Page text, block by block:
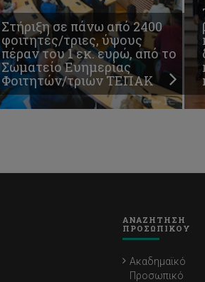
Στήριξη σε πάνω από 2400
φοιτητές/τριες, ύψους
πέραν του 1 εκ. ευρώ, από το
Σωματείο Ευημερίας
Φοιτητών/τριών ΤΕΠΑΚ
ΑΝΑΖΗΤΗΣΗ
ΠΡΟΣΩΠΙΚΟΥ
Ακαδημαϊκό
Προσωπικό